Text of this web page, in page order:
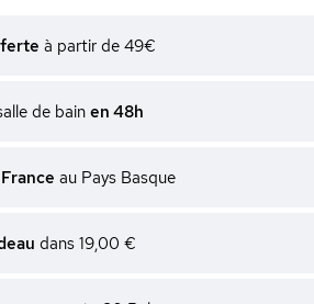
à partir de 49€
de bain en 48h
au Pays Basque
dans 19,00 €